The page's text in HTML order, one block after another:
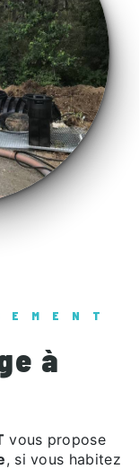
vous propose
, si vous habitez